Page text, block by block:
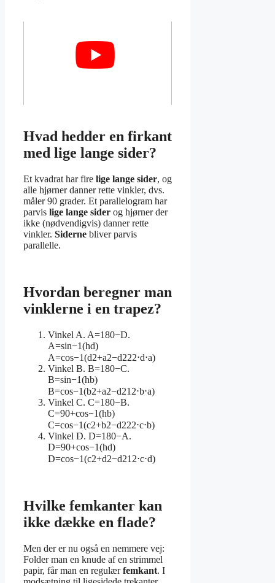
Hvad hedder en firkant
med lige lange sider?
Et kvadrat har fire lige lange sider, og
alle hjørner danner rette vinkler, dvs.
måler 90 grader. Et parallelogram har
parvis lige lange sider og hjørner der
ikke (nødvendigvis) danner rette
vinkler. Siderne bliver parvis
parallelle.
Hvordan beregner man
vinklerne i en trapez?
Vinkel A. A=180−D.
A=sin−1(hd)
A=cos−1(d2+a2−d222⋅d⋅a)
Vinkel B. B=180−C.
B=sin−1(hb)
B=cos−1(b2+a2−d212⋅b⋅a)
Vinkel C. C=180−B.
C=90+cos−1(hb)
C=cos−1(c2+b2−d222⋅c⋅b)
Vinkel D. D=180−A.
D=90+cos−1(hd)
D=cos−1(c2+d2−d212⋅c⋅d)
Hvilke femkanter kan
ikke dække en flade?
Men der er nu også en nemmere vej:
Folder man en knude af en strimmel
papir, får man en regulærfemkant. I